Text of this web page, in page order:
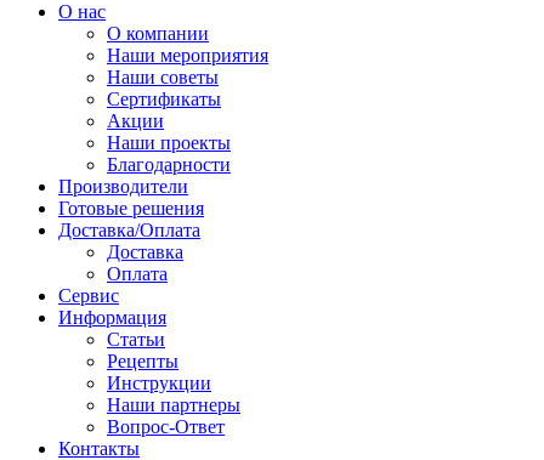
О нас
О компании
Наши мероприятия
Наши советы
Сертификаты
Акции
Наши проекты
Благодарности
Производители
Готовые решения
Доставка/Оплата
Доставка
Оплата
Сервис
Информация
Статьи
Рецепты
Инструкции
Наши партнеры
Вопрос-Ответ
Контакты